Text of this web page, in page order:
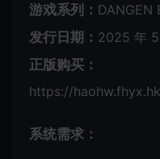
游戏系列： DANGEN
发行日期： 2025 年
正版购买：
https://
系统需求：